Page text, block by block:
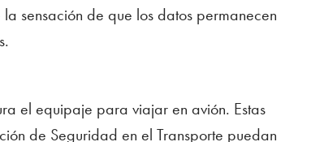
sensación de que los datos permanecen
el equipaje para viajar en avión. Estas
de Seguridad en el Transporte puedan